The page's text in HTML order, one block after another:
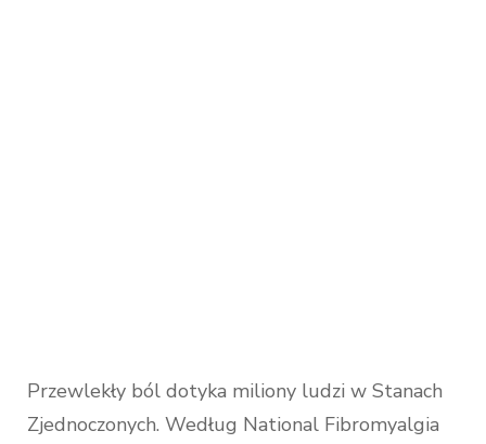
Przewlekły ból dotyka miliony ludzi w Stanach
Zjednoczonych. Według National Fibromyalgia